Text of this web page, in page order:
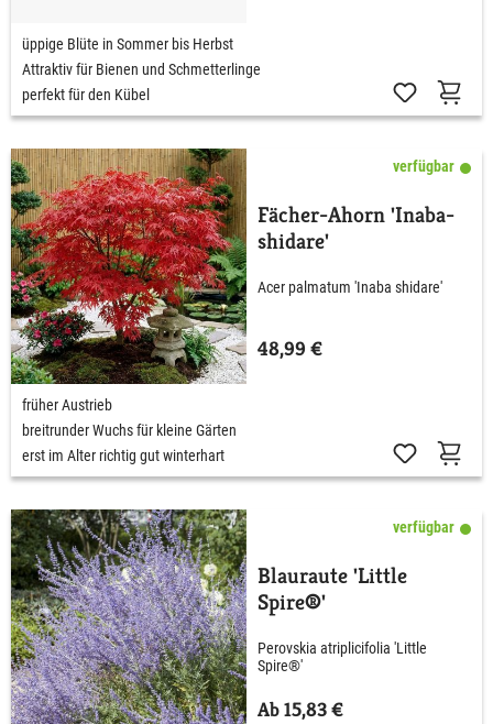
üppige Blüte in Sommer bis Herbst
Attraktiv für Bienen und Schmetterlinge
perfekt für den Kübel
verfügbar
Fächer-Ahorn 'Inaba-
shidare'
Acer palmatum 'Inaba shidare'
48,99 €
früher Austrieb
breitrunder Wuchs für kleine Gärten
erst im Alter richtig gut winterhart
verfügbar
Blauraute 'Little
Spire®'
Perovskia atriplicifolia 'Little
Spire®'
Ab 15,83 €